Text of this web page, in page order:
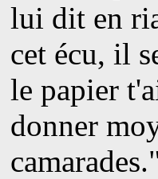
lui dit en
cet écu, il
le papier
donner